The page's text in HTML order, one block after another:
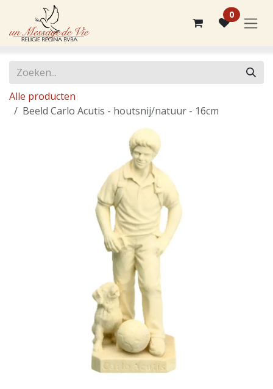
Overslaan naar inhoud
0
Alle producten
Beeld Carlo Acutis - houtsnij/natuur - 16cm